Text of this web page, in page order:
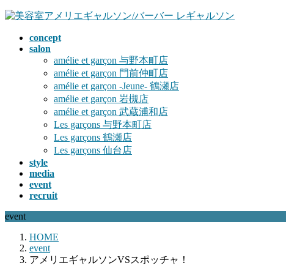
コ
ナ
concept
salon
amélie et garçon 与野本町店
amélie et garçon 門前仲町店
amélie et garçon -Jeune- 鶴瀬店
amélie et garçon 岩槻店
amélie et garçon 武蔵浦和店
Les garçons 与野本町店
Les garçons 鶴瀬店
Les garçons 仙台店
style
media
event
recruit
event
HOME
event
アメリエギャルソンVSスポッチャ！